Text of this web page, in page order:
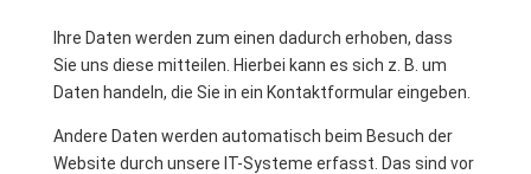
Ihre Daten werden zum einen dadurch erhoben, dass
Sie uns diese mitteilen. Hierbei kann es sich z. B. um
Daten handeln, die Sie in ein Kontaktformular eingeben.
Andere Daten werden automatisch beim Besuch der
Website durch unsere IT-Systeme erfasst. Das sind vor